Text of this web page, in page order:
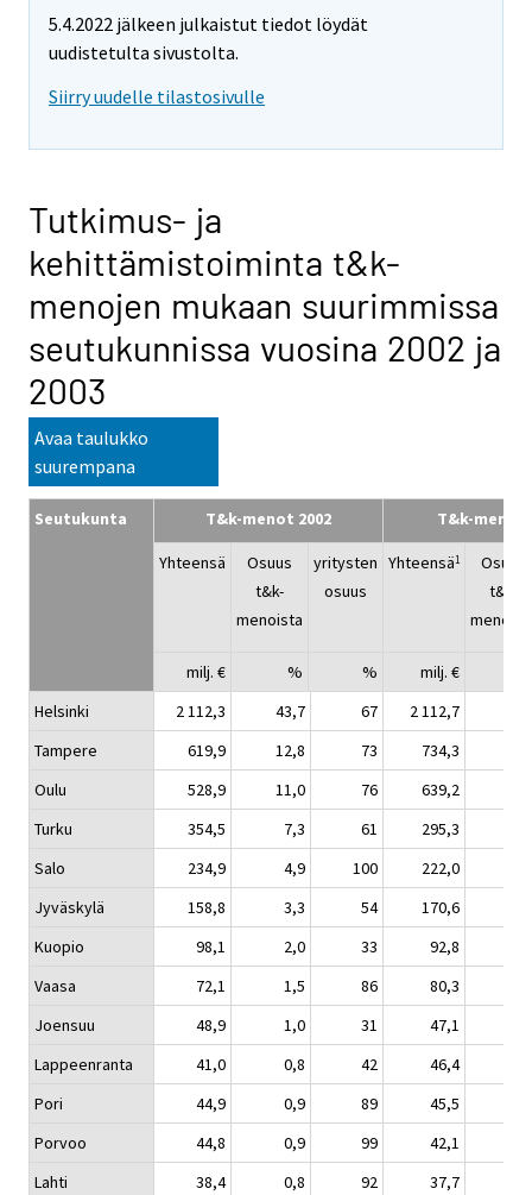
5.4.2022 jälkeen julkaistut tiedot löydät
uudistetulta sivustolta.
Siirry uudelle tilastosivulle
Tutkimus- ja
kehittämistoiminta t&k-
menojen mukaan suurimmissa
seutukunnissa vuosina 2002 ja
2003
Avaa taulukko
suurempana
Seutukunta T&k-menot 2002 T&k-menot
Yhteensä
Osuus
t&k-
menoista
yritysten
osuus
Yhteensä1
Osuus
t&k-
milj. € % % milj. €
Helsinki
2 112,3 43,7 67 2 112,7
Tampere
619,9 12,8 73 734,3
Oulu
528,9 11,0 76 639,2
Turku
354,5 7,3 61 295,3
Salo
234,9 4,9 100 222,0
Jyväskylä
158,8 3,3 54 170,6
Kuopio
98,1 2,0 33 92,8
Vaasa
72,1 1,5 86 80,3
Joensuu
48,9 1,0 31 47,1
Lappeenranta
41,0 0,8 42 46,4
Pori
44,9 0,9 89 45,5
Porvoo
44,8 0,9 99 42,1
Lahti
38,4 0,8 92 37,7